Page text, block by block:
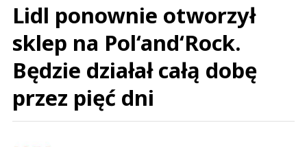
Lidl ponownie otworzył
sklep na Pol‘and‘Rock.
Będzie działał całą dobę
przez pięć dni